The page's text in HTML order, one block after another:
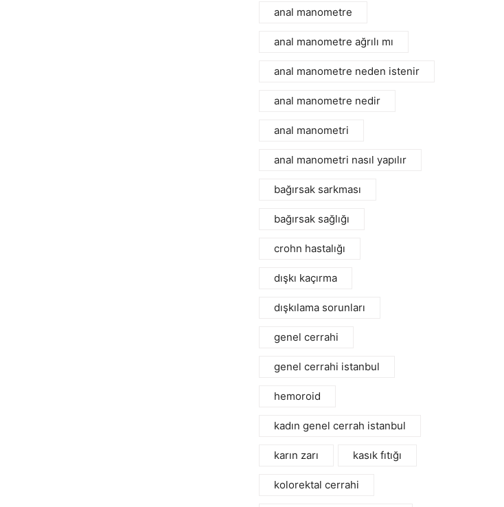
anal manometre
anal manometre ağrılı mı
anal manometre neden istenir
anal manometre nedir
anal manometri
anal manometri nasıl yapılır
bağırsak sarkması
bağırsak sağlığı
crohn hastalığı
dışkı kaçırma
dışkılama sorunları
genel cerrahi
genel cerrahi istanbul
hemoroid
kadın genel cerrah istanbul
karın zarı kasık fıtığı
kolorektal cerrahi